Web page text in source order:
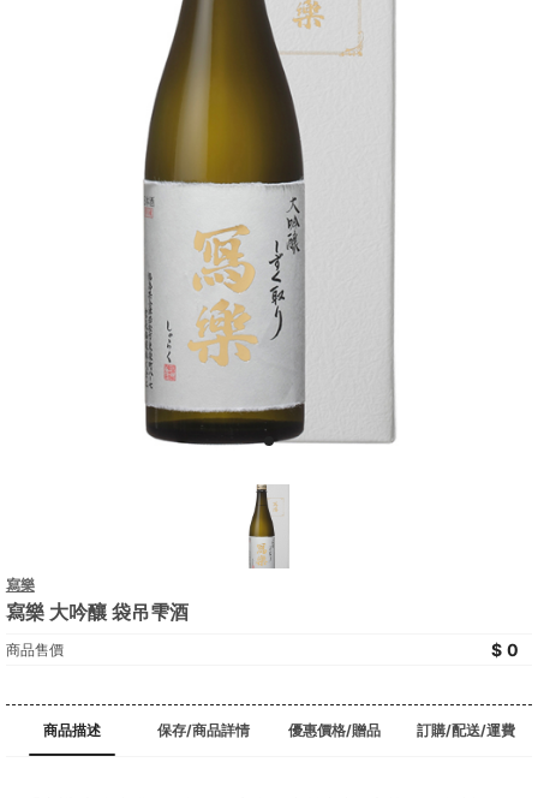
寫樂
寫樂 大吟釀 袋吊雫酒
商品售價 0
商品描述 保存/商品詳情 優惠價格/贈品 訂購/配送/運費